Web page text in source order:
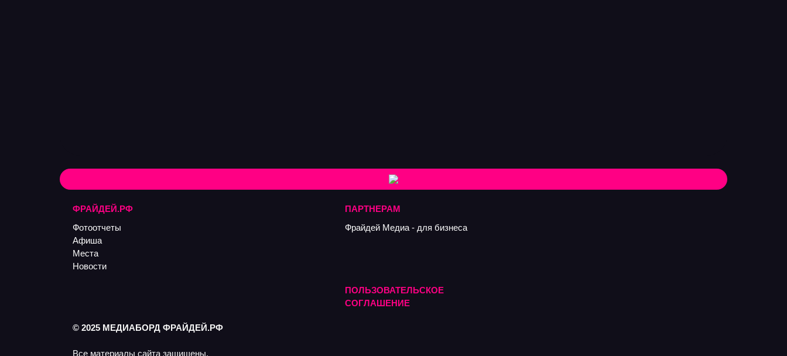
ФРАЙДЕЙ.РФ
Фотоотчеты
Афиша
Места
Новости
ПАРТНЕРАМ
Фрайдей Медиа - для бизнеса
ПОЛЬЗОВАТЕЛЬСКОЕ
СОГЛАШЕНИE
© 2025 МЕДИАБОРД ФРАЙДЕЙ.РФ
Все материалы сайта защищены.